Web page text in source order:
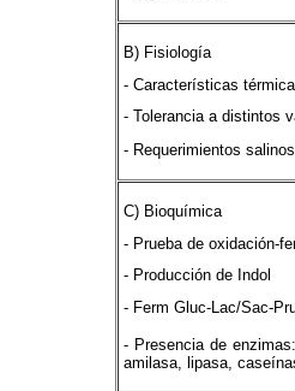
B) Fisiología
- Características
- Tolerancia a distintos
- Requerimientos salinos
C) Bioquímica
- Prueba de oxidación-
- Producción de Indol
- Ferm Gluc-Lac/Sac-
- Presencia de
amilasa, lipasa,